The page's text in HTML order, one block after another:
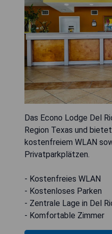
Das Econo Lodge Del
Region Texas und
kostenfreiem WLAN
Privatparkplätzen.
- Kostenfreies WLAN
- Kostenloses Parken
- Zentrale Lage in Del
- Komfortable Zimmer